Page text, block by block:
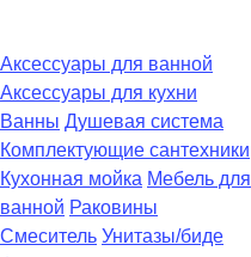
Аксессуары для ванной
Аксессуары для кухни
Ванны Душевая система
Комплектующие сантехники
Кухонная мойка Мебель для
ванной Раковины
Смеситель Унитазы/биде